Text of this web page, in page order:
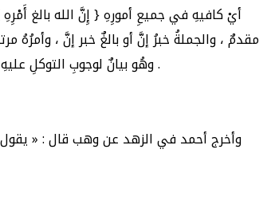
أيْ كافيهِ في جميعِ أمورِهِ { إِنَّ الله بالغ
مقدمٌ ، والجملةُ خبرُ إنَّ أو بالغٌ خبر إنَّ ، وأمرُهُ
وهُو بيانٌ لوجوبِ التوكلِعلى الله تعالى .
وأخرج أحمد في الزهد عن وهب قال : « يقول